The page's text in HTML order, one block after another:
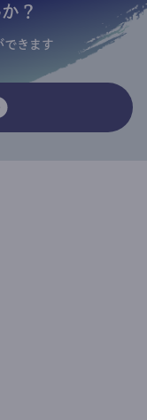
？
できます